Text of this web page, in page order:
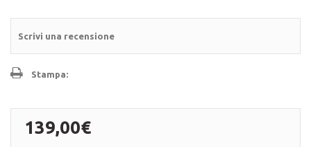
Scrivi una recensione
Stampa:
139,00€